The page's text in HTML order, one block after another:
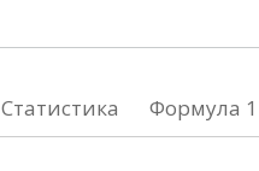
Статистика Формула 1